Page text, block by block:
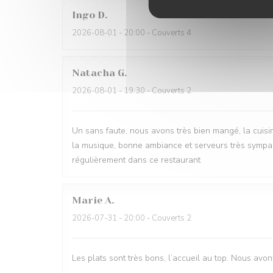
Ingo D
2026-08-01 - 20:00 - Couverts 4
Natacha G
2026-08-01 - 19:30 - Couverts 2
Un sans faute, nous avons très bien mangé, la
la musique, bonne ambiance et serveurs très
régulièrement dans ce restaurant
Marie A
2026-07-31 - 20:00 - Couverts 2
Les plats sont très bons, l’accueil au top. Nous